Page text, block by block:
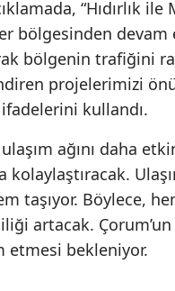
“Hıdırlık
bölgesinden
bölgenin trafiğini
projelerimizi
kullandı.
ağını daha
kolaylaştıracak.
taşıyor. Böylece,
artacak. Çorum’un
etmesi bekleniyor.